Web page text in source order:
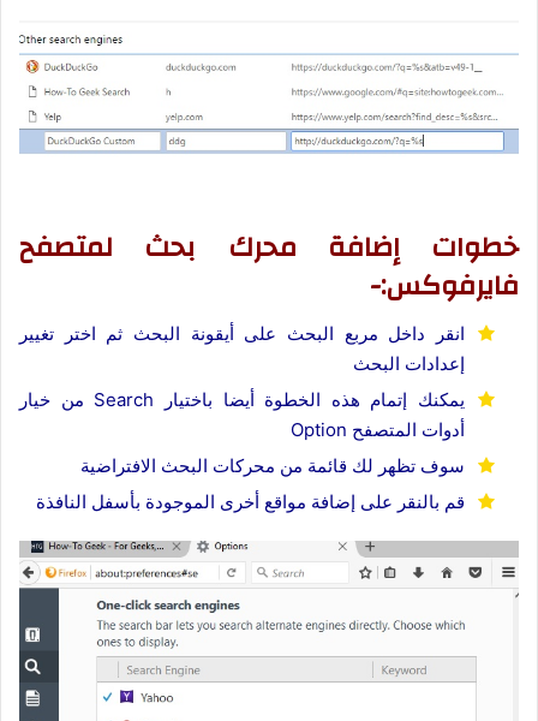
خطوات إضافة محرك بحث لمتصفح
فايرفوكس:-
انقر داخل مربع البحث على أيقونة البحث ثم اختر تغيير
إعدادات البحث
يمكنك إتمام هذه الخطوة أيضا باختيار Search من خيار
أدوات المتصفح Option
سوف تظهر لك قائمة من محركات البحث الافتراضية
قم بالنقر على إضافة مواقع أخرى الموجودة بأسفل النافذة